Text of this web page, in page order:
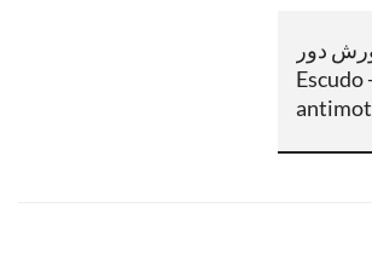
دور
چک - Escudo